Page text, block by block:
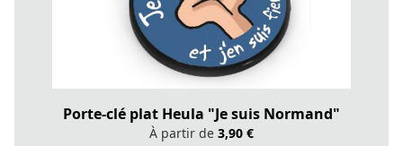
Porte-clé plat Heula "Je suis Normand"
À partir de 3,90 €